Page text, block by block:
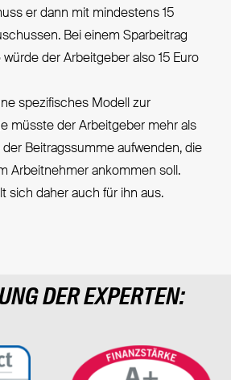
er dann mit mindestens 15
Bei einem Sparbeitrag
würde der Arbeitgeber also 15 Euro
spezifisches Modell zur
müsste der Arbeitgeber mehr als
Beitragssumme aufwenden, die
Arbeitnehmer ankommen soll.
sich daher auch für ihn aus.
DER EXPERTEN: